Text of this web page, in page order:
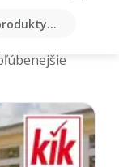
letáky a